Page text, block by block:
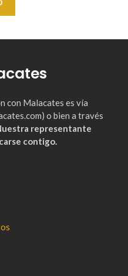
con Malacates es vía
o bien a través
representante
contigo.